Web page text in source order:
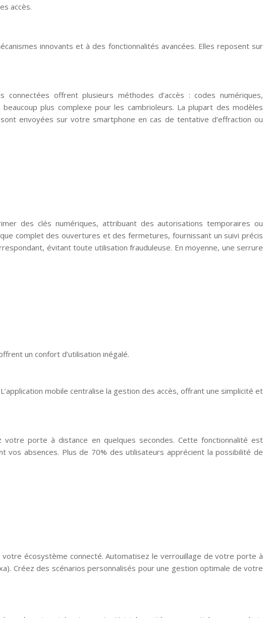
accès.
innovants et à des fonctionnalités avancées. Elles reposent sur
offrent plusieurs méthodes d’accès : codes numériques,
plus complexe pour les cambrioleurs. La plupart des modèles
envoyées sur votre smartphone en cas de tentative d’effraction ou
des clés numériques, attribuant des autorisations temporaires ou
complet des ouvertures et des fermetures, fournissant un suivi précis
évitant toute utilisation frauduleuse. En moyenne, une serrure
un confort d’utilisation inégalé.
mobile centralise la gestion des accès, offrant une simplicité et
porte à distance en quelques secondes. Cette fonctionnalité est
vos absences. Plus de 70% des utilisateurs apprécient la possibilité de
écosystème connecté. Automatisez le verrouillage de votre porte à
Créez des scénarios personnalisés pour une gestion optimale de votre